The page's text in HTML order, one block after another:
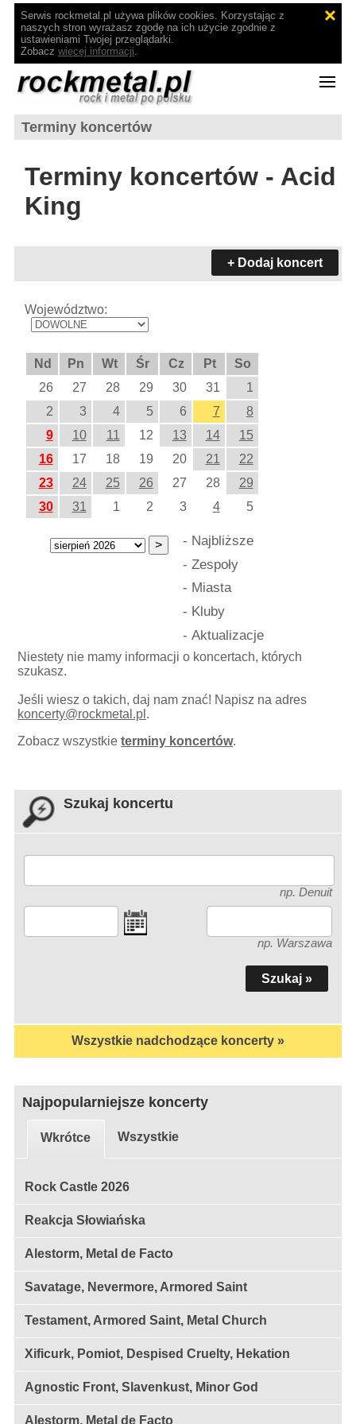
Serwis rockmetal.pl używa plików cookies. Korzystając z
naszych stron wyrażasz zgodę na ich użycie zgodnie z
ustawieniami Twojej przeglądarki.
Zobacz więcej informacji.
Terminy koncertów
Terminy koncertów - Acid
King
+ Dodaj koncert
Województwo:
Nd Pn Wt Śr Cz Pt
So
26
27 28 29 30 31
1
2
3 4 5 6 7
8
9
10 11 12 13 14
15
16
17 18 19 20 21
22
23
24 25 26 27 28
29
30
31 1 2 3 4 5
- Najbliższe
- Zespoły
- Miasta
- Kluby
- Aktualizacje
Niestety nie mamy informacji o koncertach, których
szukasz.
Jeśli wiesz o takich, daj nam znać! Napisz na adres
koncerty@rockmetal.pl .
Zobacz wszystkieterminy koncertów.
Szukaj koncertu
np. Denuit
np. Warszawa
Wszystkie nadchodzące koncerty »
Najpopularniejsze koncerty
Wkrótce Wszystkie
Rock Castle 2026
Reakcja Słowiańska
Alestorm, Metal de Facto
Savatage, Nevermore, Armored Saint
Testament, Armored Saint, Metal Church
Xificurk, Pomiot, Despised Cruelty, Hekation
Agnostic Front, Slavenkust, Minor God
Alestorm, Metal de Facto